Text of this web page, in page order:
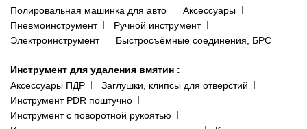
Полировальная машинка для авто
Аксессуары
Пневмоинструмент
Ручной инструмент
Электроинструмент
Быстросъёмные соединения, БРС
Инструмент для удаления вмятин :
Аксессуары ПДР
Заглушки, клипсы для отверстий
Инструмент PDR поштучно
Инструмент с поворотной рукоятью